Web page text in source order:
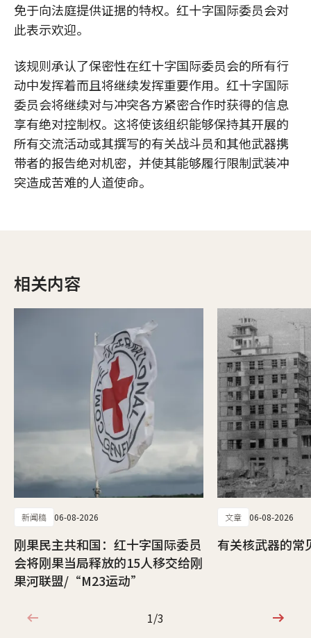
免于向法庭提供证据的特权。红十字国际委员会对
此表示欢迎。
该规则承认了保密性在红十字国际委员会的所有行
动中发挥着而且将继续发挥重要作用。红十字国际
委员会将继续对与冲突各方紧密合作时获得的信息
享有绝对控制权。这将使该组织能够保持其开展的
所有交流活动或其撰写的有关战斗员和其他武器携
带者的报告绝对机密，并使其能够履行限制武装冲
突造成苦难的人道使命。
相关内容
新闻稿 06-08-2026
刚果民主共和国：红十字国际委员
会将刚果当局释放的15人移交给刚
果河联盟/“M23运动”
文章 06-08-2026
有关核武器的常
1/3
1/3